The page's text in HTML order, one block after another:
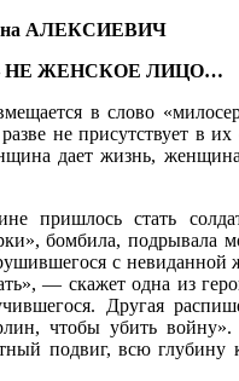
АЛЕКСИЕВИЧ
ЖЕНСКОЕ ЛИЦО…
в слово
не присутствует в
дает жизнь,
пришлось стать
бомбила, подрывала
с невиданной
— скажет одна из
Другая
чтобы убить
подвиг, всю глубину